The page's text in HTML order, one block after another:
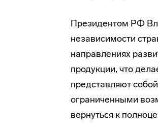
Президентом РФ
независимости
направлениях
продукции, что
представляют
ограниченными
вернуться к